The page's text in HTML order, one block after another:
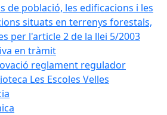
de població, les edificacions i les
situats en terrenys forestals,
per l'article 2 de la llei 5/2003
en tràmit
reglament regulador
Les Escoles Velles